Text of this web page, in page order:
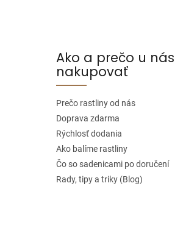
Ako a prečo u nás
nakupovať
Prečo rastliny od nás
Doprava zdarma
Rýchlosť dodania
Ako balíme rastliny
Čo so sadenicami po doručení
Rady, tipy a triky (Blog)